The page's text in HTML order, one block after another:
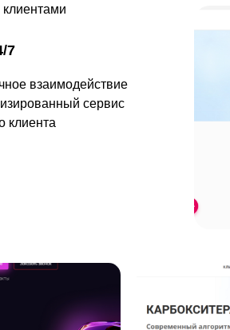
взаимодействие
сервис
клиента
7
клиентами